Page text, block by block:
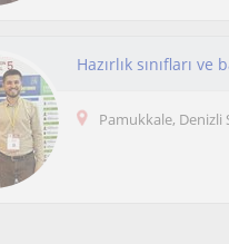
Hazırlık sınıfları
Pamukkale, Denizli